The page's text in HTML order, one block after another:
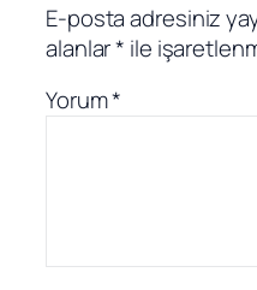
E-posta adresiniz
alanlar* ile
Yorum*